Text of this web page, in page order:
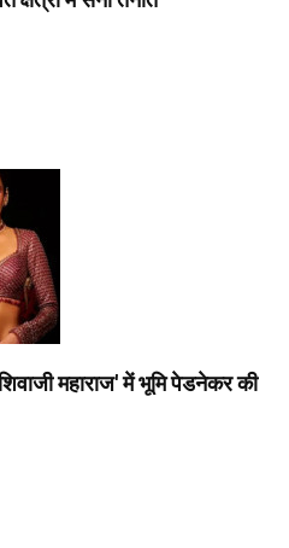
महाराज' में भूमि पेडनेकर की